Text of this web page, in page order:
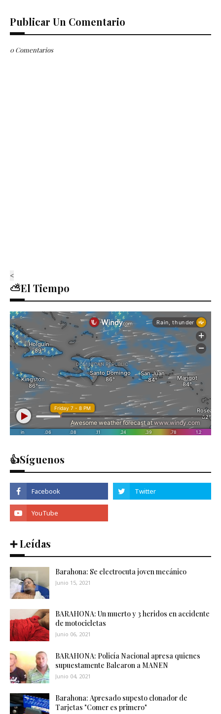
<
Publicar Un Comentario
0 Comentarios
⛅El Tiempo
👍Síguenos
➕ Leídas
Barahona: Se electrocuta joven mecánico
Junio 15, 2021
BARAHONA: Un muerto y 3 heridos en accidente
de motocicletas
Junio 06, 2021
BARAHONA: Policía Nacional apresa quienes
supuestamente Balearon a MANEN
Junio 04, 2021
Barahona: Apresado supesto clonador de
Tarjetas "Comer es primero"